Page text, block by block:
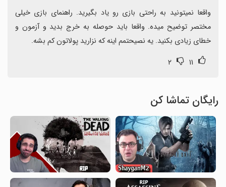
خطای زیادی بکنید. یه نصیحتمم اینه که نزارید پولاتون کم بشه.
۱۱ ۲
رایگان تماشا کن